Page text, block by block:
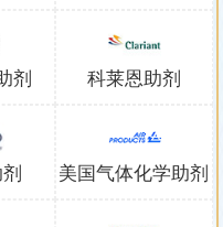
剂 科莱恩助剂
美国气体化学助剂